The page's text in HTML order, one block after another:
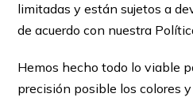
limitadas y están sujetos a
de acuerdo con nuestra
Hemos hecho todo lo viable
precisión posible los colores